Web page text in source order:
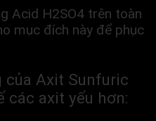
Acid H2SO4 trên toàn
mục đích này để phục
của Axit Sunfuric
các axit yếu hơn: